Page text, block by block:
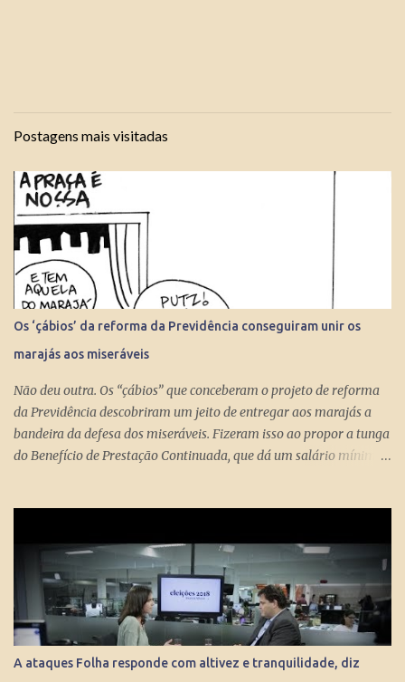
Postagens mais visitadas
Os ‘çábios’ da reforma da Previdência conseguiram unir os
marajás aos miseráveis
Não deu outra. Os “çábios” que conceberam o projeto de reforma
da Previdência descobriram um jeito de entregar aos marajás a
bandeira da defesa dos miseráveis. Fizeram isso ao propor a tunga
do Benefício de Prestação Continuada, que dá um salário mínimo
Família. Com a outra mão querem tomar pelo menos R$ 598
mensais dos miseráveis que têm mais de 65 anos. Eles só terão
direito aos R$ 998 se, e quando, chegarem aos 70 anos. Se o
conserto do rombo da Previdência precisa tungar um benefício
pago aos miseráveis que têm entre 65 e 70 anos, então é melhor
devolver o Brasil a Portugal. ESTUPEFAÇÃO – O ministro Paulo
Guedes produziu um projeto racional e conseguiu apresentá-lo de
A ataques Folha responde com altivez e tranquilidade, diz